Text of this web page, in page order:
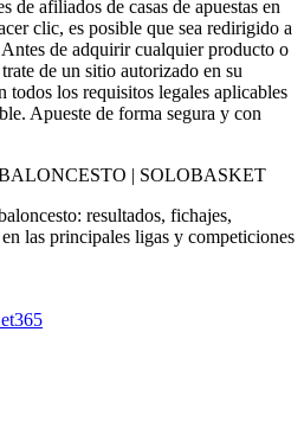
de afiliados de casas de apuestas en
clic, es posible que sea redirigido a
de adquirir cualquier producto o
de un sitio autorizado en su
los requisitos legales aplicables
Apueste de forma segura y con
| SOLOBASKET
resultados, fichajes,
las principales ligas y competiciones